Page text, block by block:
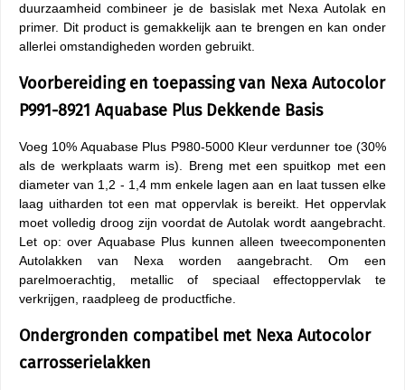
duurzaamheid combineer je de basislak met Nexa Autolak en
primer. Dit product is gemakkelijk aan te brengen en kan onder
allerlei omstandigheden worden gebruikt.
Voorbereiding en toepassing van Nexa Autocolor
P991-8921 Aquabase Plus Dekkende Basis
Voeg 10% Aquabase Plus P980-5000 Kleur verdunner toe (30%
als de werkplaats warm is). Breng met een spuitkop met een
diameter van 1,2 - 1,4 mm enkele lagen aan en laat tussen elke
laag uitharden tot een mat oppervlak is bereikt. Het oppervlak
moet volledig droog zijn voordat de Autolak wordt aangebracht.
Let op: over Aquabase Plus kunnen alleen tweecomponenten
Autolakken van Nexa worden aangebracht. Om een
parelmoerachtig, metallic of speciaal effectoppervlak te
verkrijgen, raadpleeg de productfiche.
Ondergronden compatibel met Nexa Autocolor
carrosserielakken